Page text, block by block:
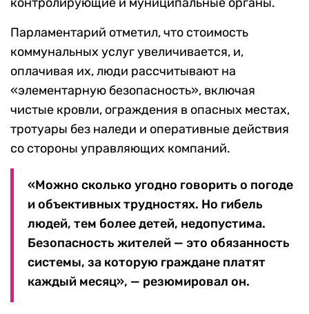
Парламентарий отметил, что стоимость
коммунальных услуг увеличивается, и,
оплачивая их, люди рассчитывают на
«элементарную безопасность», включая
чистые кровли, ограждения в опасных местах,
тротуары без наледи и оперативные действия
со стороны управляющих компаний.
«Можно сколько угодно говорить о погоде
и объективных трудностях. Но гибель
людей, тем более детей, недопустима.
Безопасность жителей — это обязанность
системы, за которую граждане платят
каждый месяц», — резюмировал он.